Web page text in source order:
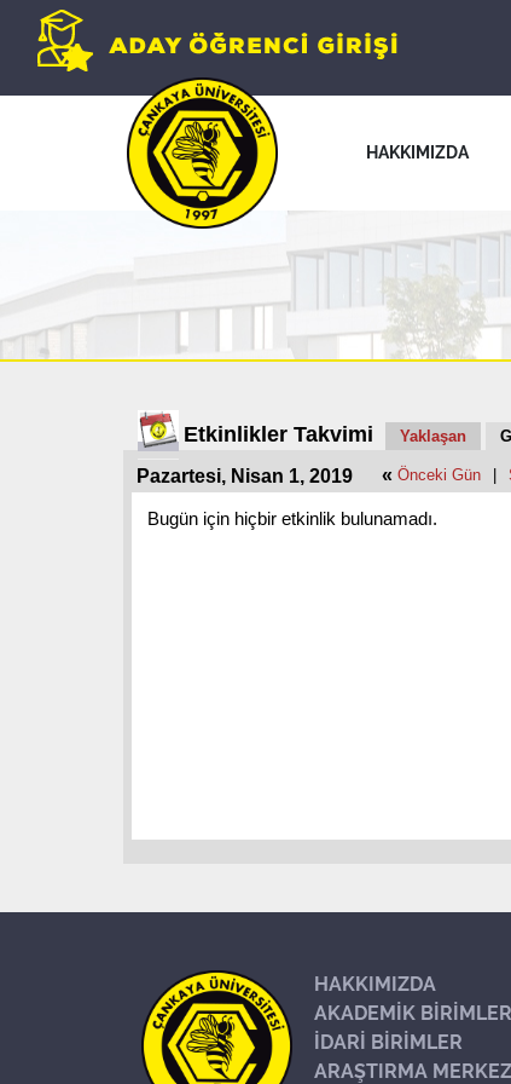
HAKKIMIZDA
Etkinlikler Takvimi Yaklaşan
Pazartesi, Nisan 1, 2019 « Önceki Gün
Bugün için hiçbir etkinlik bulunamadı.
HAKKIMIZDA
AKADEMİK BİRİMLER
İDARİ BİRİMLER
ARAŞTIRMA